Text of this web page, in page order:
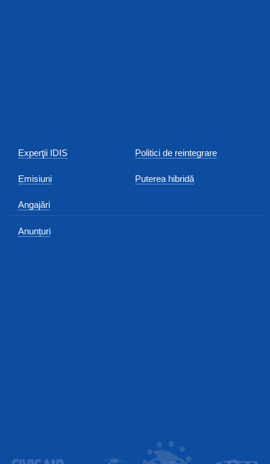
Experţii IDIS
Emisiuni
Angajări
Anunțuri
Politici de reintegrare
Puterea hibridă